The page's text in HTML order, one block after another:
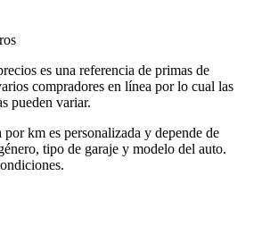
es una referencia de primas de
compradores en línea por lo cual las
pueden variar.
km es personalizada y depende de
tipo de garaje y modelo del auto.